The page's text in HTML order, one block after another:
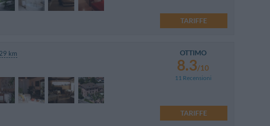
TARIFFE
km
OTTIMO
8.3/10
11 Recensioni
TARIFFE